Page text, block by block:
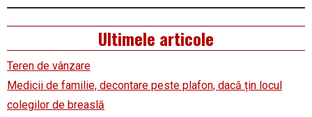
Ultimele articole
Teren de vânzare
Medicii de familie, decontare peste plafon, dacă țin locul
colegilor de breaslă